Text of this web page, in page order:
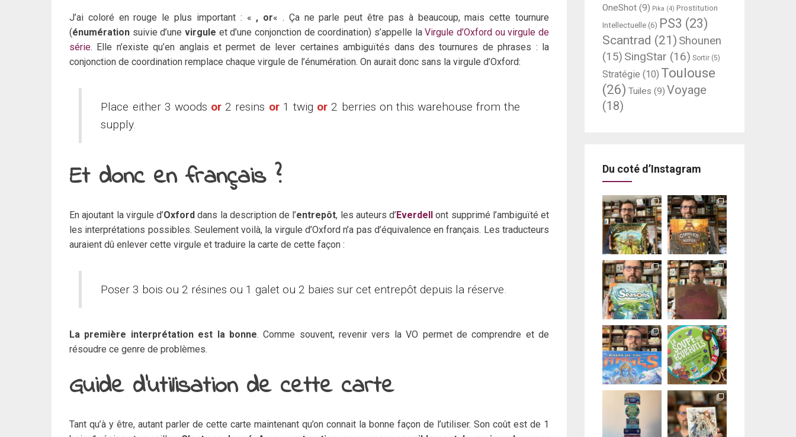
J’ai coloré en rouge le plus important : « , or« . Ça ne parle peut être pas à beaucoup, mais cette tournure
(énumération suivie d’une virgule et d’une conjonction de coordination) s’appelle laVirgule d’Oxford ou virgule de
série. Elle n’existe qu’en anglais et permet de lever certaines ambiguïtés dans des tournures de phrases : la
conjonction de coordination remplace chaque virgule de l’énumération. On aurait donc sans la virgule d’Oxford:
Place either 3 woods or 2 resins or1 twig or 2 berries on this warehouse from the
supply.
Et donc en français ?
En ajoutant la virgule d’Oxford dans la description de l’entrepôt, les auteurs d’Everdellont supprimé l’ambiguïté et
les interprétations possibles. Seulement voilà, la virgule d’Oxford n’a pas d’équivalence en français. Les traducteurs
auraient dû enlever cette virgule et traduire la carte de cette façon :
Poser 3 bois ou 2 résines ou 1 galet ou 2 baies sur cet entrepôt depuis la réserve.
La première interprétation est la bonne. Comme souvent, revenir vers la VO permet de comprendre et de
résoudre ce genre de problèmes.
Guide d’utilisation de cette carte
Tant qu’à y être, autant parler de cette carte maintenant qu’on connait la bonne façon de l’utiliser. Son coût est de 1
OneShot (9) Pika (4) Prostitution
Intellectuelle (6) PS3 (23)
Scantrad (21) Shounen
(15) SingStar (16) Sortir (5)
Stratégie (10) Toulouse
(26) Tuiles (9) Voyage
(18)
Du coté d’Instagram